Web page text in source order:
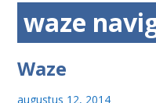
waze
Waze
augustus 12, 2014